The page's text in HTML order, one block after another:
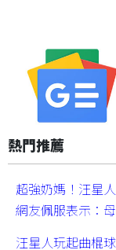
熱門推薦
超強奶媽！汪星
網友佩服表示：
汪星人玩起曲棍